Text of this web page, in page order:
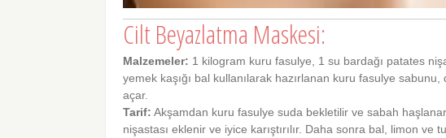
Cilt Beyazlatma Maskesi:
Malzemeler: 1 kilogram kuru fasulye, 1 su bardağı patates
yemek kaşığı bal kullanılarak hazırlanan kuru fasulye
açar.
Tarif: Akşamdan kuru fasulye suda bekletilir ve sabah
nişastası eklenir ve iyice karıştırılır. Daha sonra bal, limon